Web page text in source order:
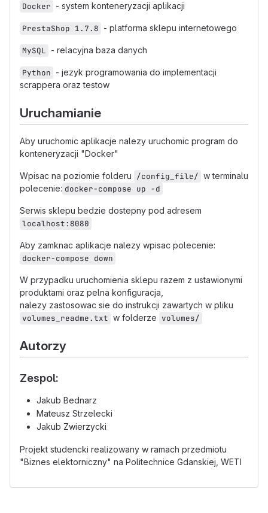
Docker - system konteneryzacji aplikacji
PrestaShop 1.7.8 - platforma sklepu internetowego
MySQL - relacyjna baza danych
Python - jezyk programowania do implementacji
scrappera oraz testow
Uruchamianie
Aby uruchomic aplikacje nalezy uruchomic program do
konteneryzacji "Docker"
Wpisac na poziomie folderu /config_file/ w terminalu
polecenie: docker-compose up -d
Serwis sklepu bedzie dostepny pod adresem
localhost:8080
Aby zamknac aplikacje nalezy wpisac polecenie:
docker-compose down
W przypadku uruchomienia sklepu razem z ustawionymi
produktami oraz pelna konfiguracja,
nalezy zastosowac sie do instrukcji zawartych w pliku
volumes_readme.txt w folderze volumes/
Autorzy
Zespol:
Jakub Bednarz
Mateusz Strzelecki
Jakub Zwierzycki
Projekt studencki realizowany w ramach przedmiotu
"Biznes elektorniczny" na Politechnice Gdanskiej, WETI